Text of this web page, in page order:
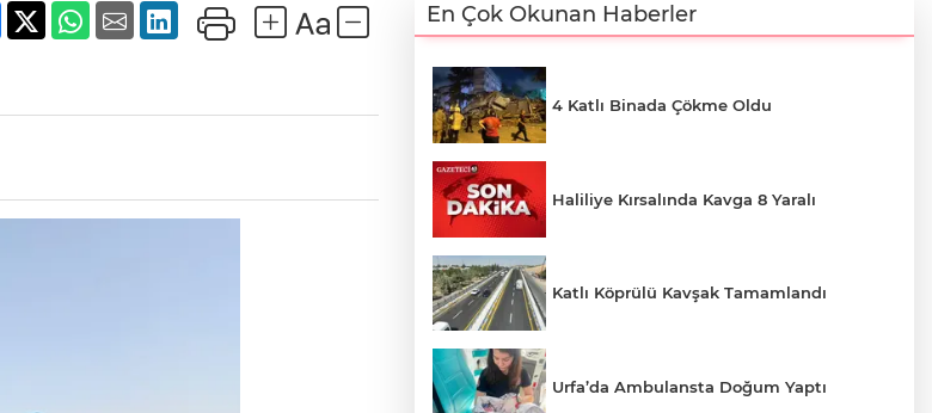
En Çok Okunan Haberler
4 Katlı Binada Çökme Oldu
Haliliye Kırsalında Kavga 8 Yaralı
Katlı Köprülü Kavşak Tamamlandı
Urfa’da Ambulansta Doğum Yaptı